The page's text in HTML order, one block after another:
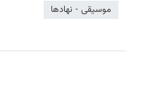
موسیقی - نهادها